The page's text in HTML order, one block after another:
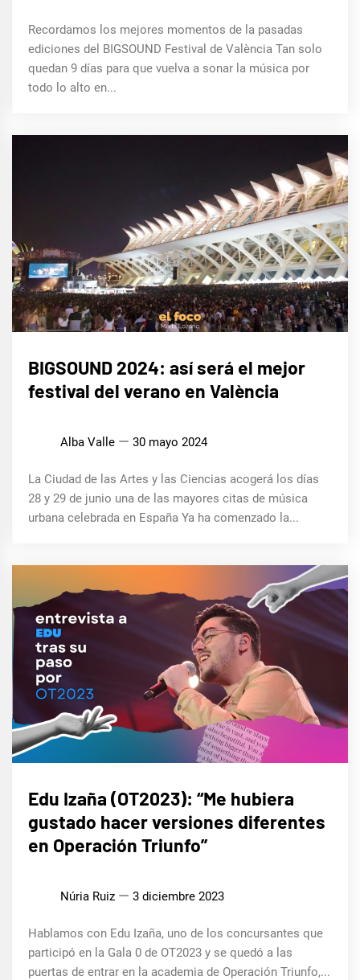
Recordamos los mejores momentos de la pasadas
ediciones del BIGSOUND Festival de València Tan solo
quedan 9 días para que vuelva a sonar la música por
todo lo alto en...
BIGSOUND 2024: así será el mejor
festival del verano en València
Alba Valle 30 mayo 2024
La Ciudad de las Artes y las Ciencias acogerá los días
28 y 29 de junio una de las mayores citas de música
urbana celebrada en España Ya ha comenzado la...
MÚSICA
Edu Izaña (OT2023): “Me hubiera
gustado hacer versiones diferentes
en Operación Triunfo”
Núria Ruiz 3 diciembre 2023
Hablamos con Edu Izaña, uno de los concursantes que
participó en la Gala 0 de OT2023 y se quedó a las
puertas de entrar en la academia de Operación Triunfo,...